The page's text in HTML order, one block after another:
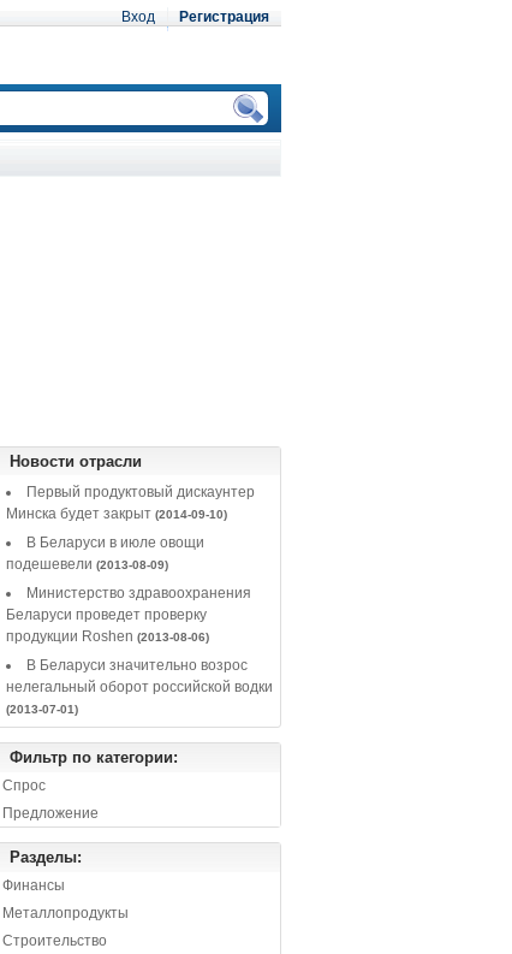
Вход Регистрация
Новости отрасли
Первый продуктовый дискаунтер
Минска будет закрыт (2014-09-10)
В Беларуси в июле овощи
подешевели (2013-08-09)
Министерство здравоохранения
Беларуси проведет проверку
продукции Roshen (2013-08-06)
В Беларуси значительно возрос
нелегальный оборот российской водки
(2013-07-01)
Фильтр по категории:
Спрос
Предложение
Разделы:
Финансы
Металлопродукты
Строительство